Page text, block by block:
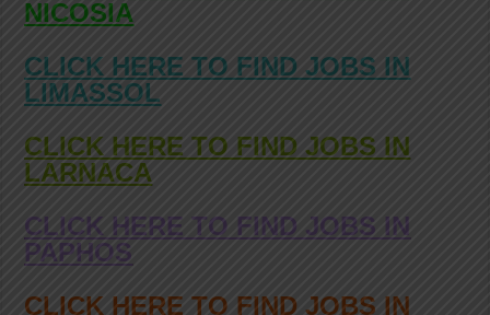
NICOSIA
CLICK HERE TO FIND JOBS IN
LIMASSOL
CLICK HERE TO FIND JOBS IN
LARNACA
CLICK HERE TO FIND JOBS IN
PAPHOS
CLICK HERE TO FIND JOBS IN